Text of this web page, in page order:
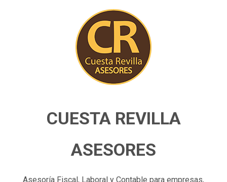
CUESTA REVILLA
ASESORES
Asesoría Fiscal, Laboral y Contable para empresas,